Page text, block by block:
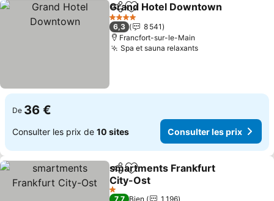
PartagerAjouter à mes favoris
Grand Hotel Downtown
4 Étoiles
6,3
8 541
Francfort-sur-le-Main
Spa et sauna relaxantsConsulter les
De 36 €
Consulter les prix de 10 sites Consulter les prix
PartagerAjouter à mes favoris
smartments Frankfurt
City-Ost
Consulter les prix
1 Étoiles
7,7 Bien
1 196